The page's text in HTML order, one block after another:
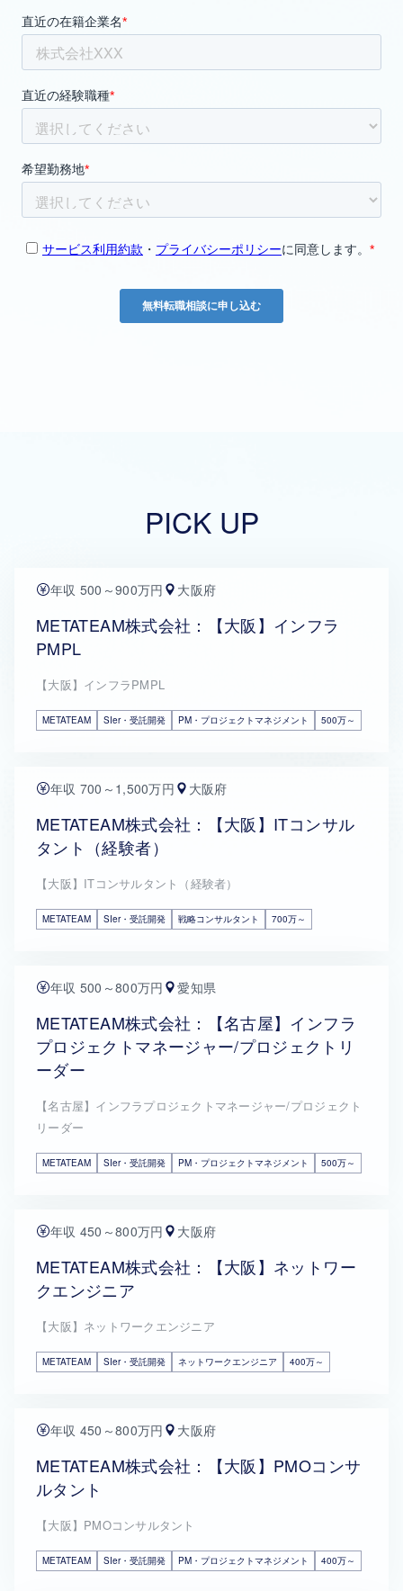
PICK UP
年収 500～900万円 大阪府
METATEAM株式会社：【大阪】インフラ
PMPL
【大阪】インフラPMPL
METATEAM SIer・受託開発 PM・プロジェクトマネジメント 500万～
年収 700～1,500万円 大阪府
METATEAM株式会社：【大阪】ITコンサル
タント（経験者）
【大阪】ITコンサルタント（経験者）
METATEAM SIer・受託開発 戦略コンサルタント 700万～
年収 500～800万円 愛知県
METATEAM株式会社：【名古屋】インフラ
プロジェクトマネージャー/プロジェクトリ
ーダー
【名古屋】インフラプロジェクトマネージャー/プロジェクト
リーダー
METATEAM SIer・受託開発 PM・プロジェクトマネジメント 500万～
年収 450～800万円 大阪府
METATEAM株式会社：【大阪】ネットワー
クエンジニア
【大阪】ネットワークエンジニア
METATEAM SIer・受託開発 ネットワークエンジニア 400万～
年収 450～800万円 大阪府
METATEAM株式会社：【大阪】PMOコンサ
ルタント
【大阪】PMOコンサルタント
METATEAM SIer・受託開発 PM・プロジェクトマネジメント 400万～